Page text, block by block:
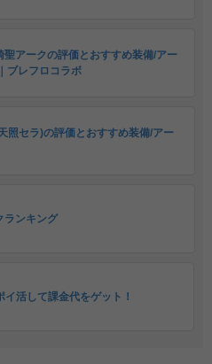
聖アークの評価とおすすめ装備/アー
ブレフロコラボ
照セラ)の評価とおすすめ装備/アー
ランキング
イ活して課金代をゲット！